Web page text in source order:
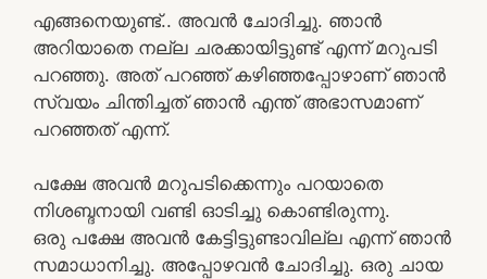
എങ്ങനെയുണ്ട്.. അവൻ ചോദിച്ചു. ഞാൻ
അറിയാതെ നല്ല ചരക്കായിട്ടുണ്ട് എന്ന് മറുപടി
പറഞ്ഞു. അത് പറഞ്ഞ് കഴിഞ്ഞപ്പോഴാണ് ഞാൻ
സ്വയം ചിന്തിച്ചത് ഞാൻ എന്ത് അഭാസമാണ്
പറഞ്ഞത് എന്ന്.
പക്ഷേ അവൻ മറുപടിക്കെന്നും പറയാതെ
നിശബ്ദനായി വണ്ടി ഓടിച്ചു കൊണ്ടിരുന്നു.
ഒരു പക്ഷേ അവൻ കേട്ടിട്ടുണ്ടാവില്ല എന്ന് ഞാൻ
സമാധാനിച്ചു. അപ്പോഴവൻ ചോദിച്ചു. ഒരു ചായ